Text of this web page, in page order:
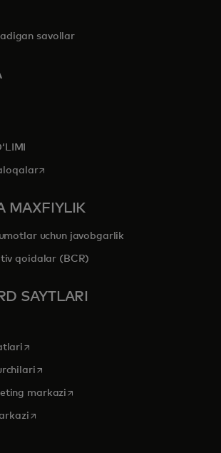
savollar
a new tab
opens in a new tab
MAXFIYLIK
uchun javobgarlik
qoidalar (BCR)
SAYTLARI
in a new tab
opens in a new tab
opens in a new tab
markazi opens in a new tab
opens in a new tab